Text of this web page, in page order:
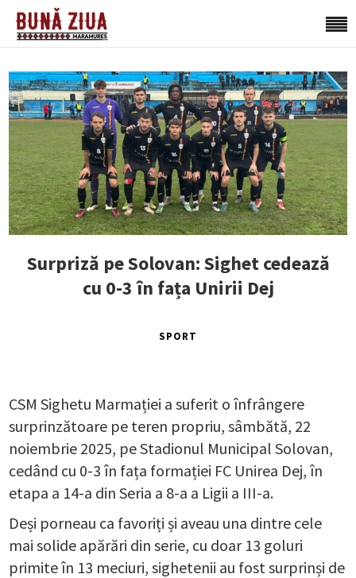
Surpriză pe Solovan: Sighet cedează
cu 0-3 în fața Unirii Dej
SPORT
CSM Sighetu Marmației a suferit o înfrângere
surprinzătoare pe teren propriu, sâmbătă, 22
noiembrie 2025, pe Stadionul Municipal Solovan,
cedând cu 0-3 în fața formației FC Unirea Dej, în
etapa a 14-a din Seria a 8-a a Ligii a III-a.
Deși porneau ca favoriți și aveau una dintre cele
mai solide apărări din serie, cu doar 13 goluri
primite în 13 meciuri, sighetenii au fost surprinși de